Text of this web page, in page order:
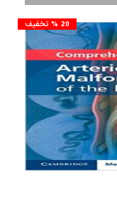
20 % تخفیف